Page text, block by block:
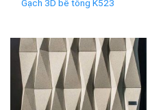
Gạch 3D bê tông K523